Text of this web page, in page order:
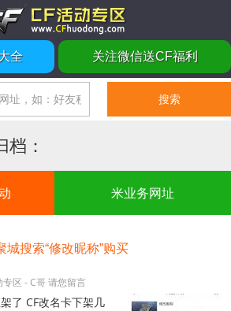
全 关注微信送CF福利
档：
米业务网址
搜索“修改昵称”购买
专区 - C哥请您留言
了 CF改名卡下架几